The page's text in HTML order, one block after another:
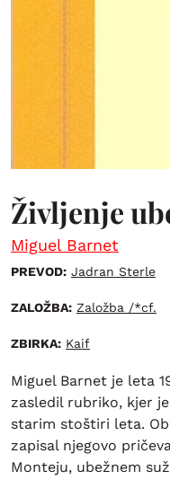
Življenje
Miguel Barnet
PREVOD: Jadran Sterle
ZALOŽBA: Založba /*cf.
ZBIRKA: Kaif
Miguel Barnet je leta
zasledil rubriko, kjer
starim stoštiri leta.
zapisal njegovo
Monteju, ubežnem